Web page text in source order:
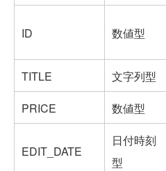
ID 数値型
TITLE
文字列型
PRICE
数値型
EDIT_DATE
日付時刻
型